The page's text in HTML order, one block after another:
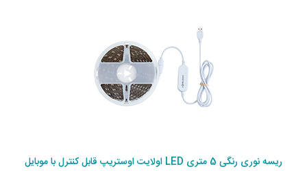
ریسه نوری رنگی 5 متری LED اولایت اوستریپ قابل کنترل با موبایل